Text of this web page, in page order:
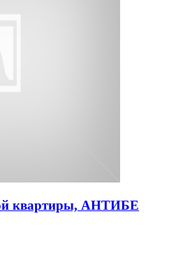
квартиры, АНТИБЕ